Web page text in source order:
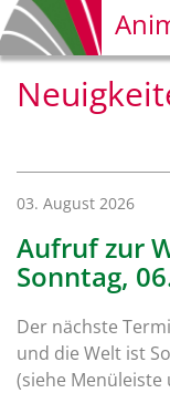
03. August 2026
Aufruf zur
Sonntag,
Der nächste
und die Welt ist
(siehe Menüleiste